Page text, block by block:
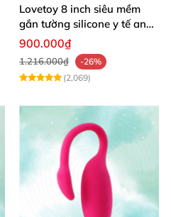
Lovetoy 8 inch siêu mềm
gắn tường silicone y tế an
toàn
900.000₫
1.216.000₫
-26%
(2,069)